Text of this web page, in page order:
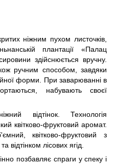
ніжним пухом листочків,
плантації «Палац
здійснюється вручну.
ручним способом, завдяки
форми. При заварюванні в
набувають своєї
відтінок. Технологія
квітково-фруктовий аромат.
квітково-фруктовий з
лісових ягід.
позбавляє спраги у спеку і